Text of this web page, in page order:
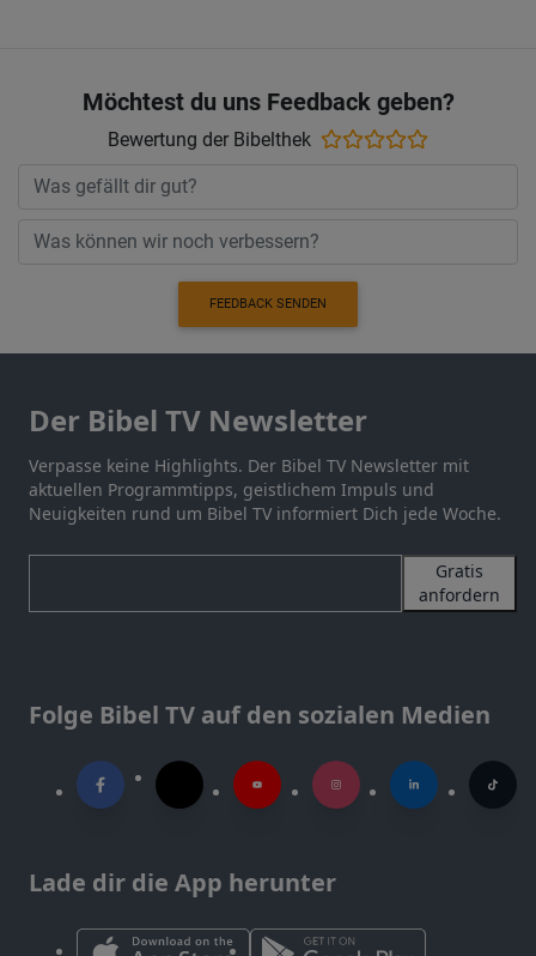
Möchtest du uns Feedback geben?
Bewertung der Bibelthek
FEEDBACK SENDEN
Der Bibel TV Newsletter
Verpasse keine Highlights. Der Bibel TV Newsletter mit
aktuellen Programmtipps, geistlichem Impuls und
Neuigkeiten rund um Bibel TV informiert Dich jede Woche.
Gratis
anfordern
Folge Bibel TV auf den sozialen Medien
Lade dir die App herunter